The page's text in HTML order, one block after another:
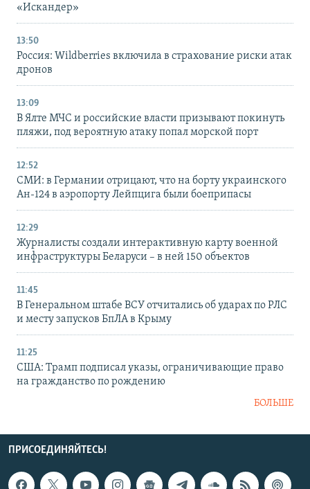
«Искандер»
13:50
Россия: Wildberries включила в страхование риски атак
дронов
13:09
В Ялте МЧС и российские власти призывают покинуть
пляжи, под вероятную атаку попал морской порт
12:52
СМИ: в Германии отрицают, что на борту украинского
Ан-124 в аэропорту Лейпцига были боеприпасы
12:29
Журналисты создали интерактивную карту военной
инфраструктуры Беларуси – в ней 150 объектов
11:45
В Генеральном штабе ВСУ отчитались об ударах по РЛС
и месту запусков БпЛА в Крыму
11:25
США: Трамп подписал указы, ограничивающие право
на гражданство по рождению
БОЛЬШЕ
ПРИСОЕДИНЯЙТЕСЬ!